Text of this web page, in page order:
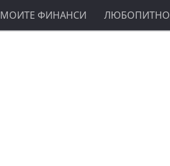
МОИТЕ ФИНАНСИ ЛЮБОПИТНО